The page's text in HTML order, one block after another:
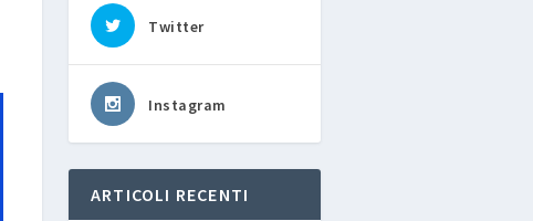
Twitter
Instagram
ARTICOLI RECENTI